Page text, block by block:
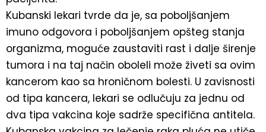
Kubanski lekari tvrde da je, sa poboljšanjem
imuno odgovora i poboljšanjem opšteg stanja
organizma, moguće zaustaviti rast i dalje širenje
tumora i na taj način oboleli može živeti sa ovim
kancerom kao sa hroničnom bolesti. U zavisnosti
od tipa kancera, lekari se odlučuju za jednu od
dva tipa vakcina koje sadrže specifična antitela.